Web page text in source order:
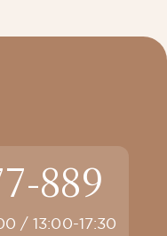
889
/ 13:00-17:30